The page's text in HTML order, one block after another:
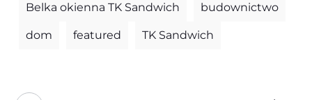
Belka okienna TK Sandwich budownictwo
dom featured TK Sandwich